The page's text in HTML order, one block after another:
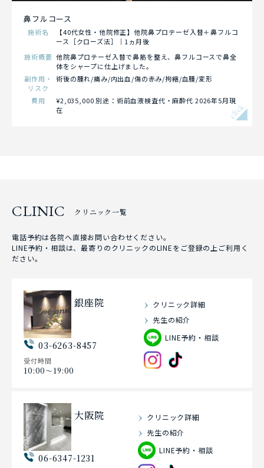
鼻フルコース
施術名
【40代女性・他院修正】他院鼻プロテーゼ入替＋鼻フルコ
ース［クローズ法］｜1ヵ月後
施術概要 他院鼻プロテーゼ入替で鼻筋を整え、鼻フルコースで鼻全
体をシャープに仕上げました。
副作用・
リスク
術後の腫れ/痛み/内出血/傷の赤み/拘縮/血腫/変形
費用
¥2,035,000 別途：術前血液検査代・麻酔代 2026年5月現
在
click
CLINIC クリニック一覧
電話予約は各院へ直接お問い合わせください。
LINE予約・相談は、最寄りのクリニックのLINEをご登録の上ご利用く
ださい。
銀座院
03-6263-8457
受付時間
10:00〜19:00
クリニック詳細
先生の紹介
LINE予約・相談
大阪院
06-6347-1231
クリニック詳細
先生の紹介
LINE予約・相談